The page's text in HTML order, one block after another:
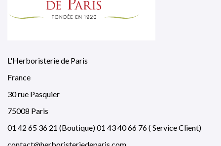
L'Herboristerie de Paris
France
30 rue Pasquier
75008 Paris
01 42 65 36 21 (Boutique) 01 43 40 66 76 ( Service Client)